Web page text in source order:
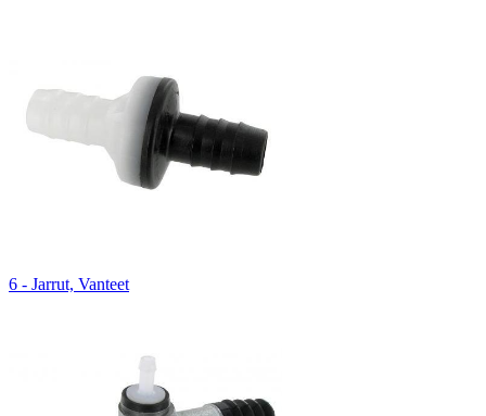
6 - Jarrut, Vanteet